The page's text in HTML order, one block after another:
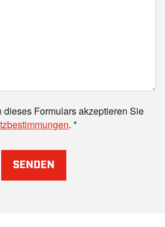
dieses Formulars akzeptieren Sie
.
SENDEN